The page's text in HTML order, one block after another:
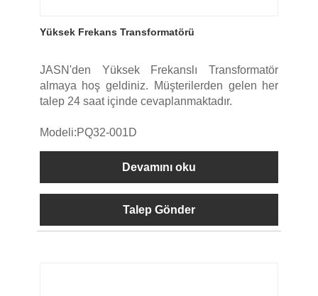
Yüksek Frekans Transformatörü
JASN'den Yüksek Frekanslı Transformatör
almaya hoş geldiniz. Müşterilerden gelen her
talep 24 saat içinde cevaplanmaktadır.
Modeli:PQ32-001D
Devamını oku
Talep Gönder